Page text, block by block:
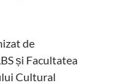
de
și Facultatea
Cultural